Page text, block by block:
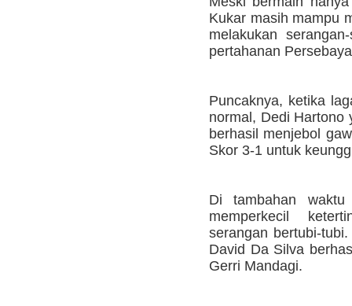
Kukar masih mampu
melakukan
pertahanan
Puncaknya, ketika
normal, Dedi Hartono
berhasil menjebol
Skor 3-1 untuk
Di tambahan
memperkecil
serangan bertubi-
David Da Silva
Gerri Mandagi.